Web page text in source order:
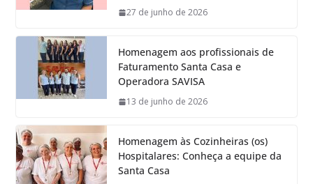
27 de junho de 2026
Homenagem aos profissionais de
Faturamento Santa Casa e
Operadora SAVISA
13 de junho de 2026
Homenagem às Cozinheiras (os)
Hospitalares: Conheça a equipe da
Santa Casa